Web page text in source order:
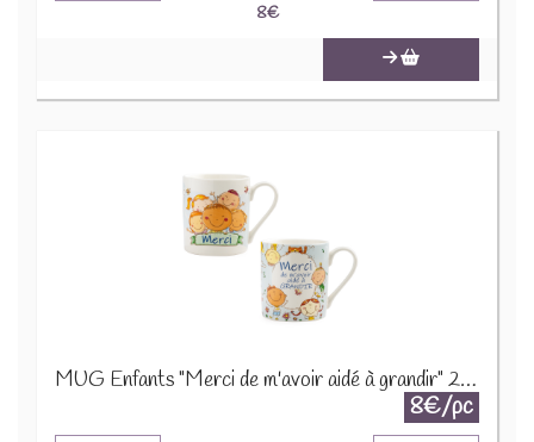
8€
MUG Enfants "Merci de m'avoir aidé à grandir" 2 ass 24673
8€/pc